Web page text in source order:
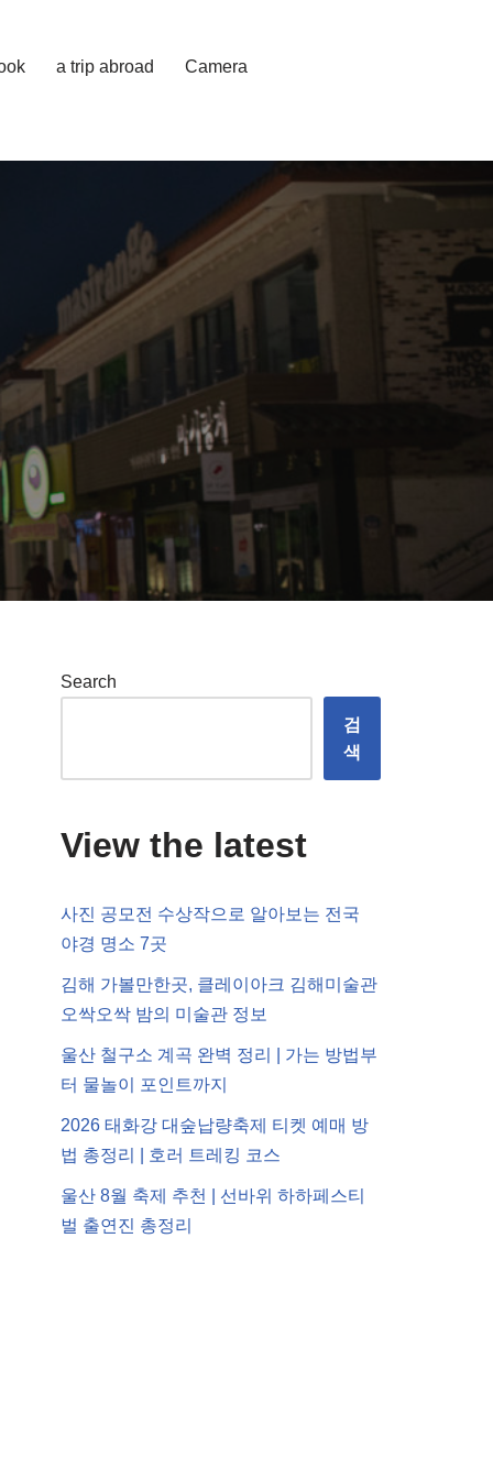
a trip abroad
Camera
Search
검
색
View the latest
사진 공모전 수상작으로 알아보는 전국
야경 명소 7곳
김해 가볼만한곳, 클레이아크 김해미술관
오싹오싹 밤의 미술관 정보
울산 철구소 계곡 완벽 정리 | 가는 방법부
터 물놀이 포인트까지
2026 태화강 대숲납량축제 티켓 예매 방
법 총정리 | 호러 트레킹 코스
울산 8월 축제 추천 | 선바위 하하페스티
벌 출연진 총정리